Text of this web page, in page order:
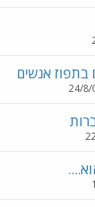
בתפוז אנשים
24/8/